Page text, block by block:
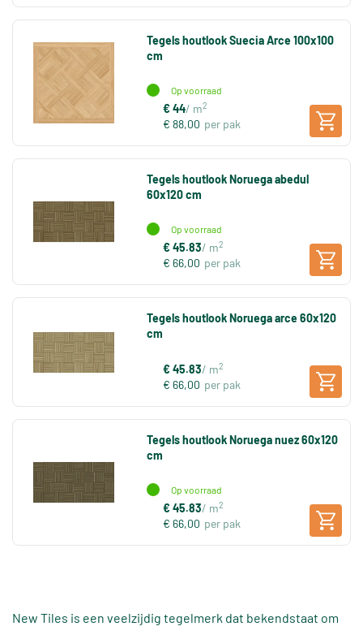
Tegels houtlook Suecia Arce 100x100
cm
Op voorraad
€ 44/ m2
€ 88,00 per pak
Tegels houtlook Noruega abedul
60x120 cm
Op voorraad
€ 45.83/ m2
€ 66,00 per pak
Tegels houtlook Noruega arce 60x120
cm
€ 45.83/ m2
€ 66,00 per pak
Tegels houtlook Noruega nuez 60x120
cm
Op voorraad
€ 45.83/ m2
€ 66,00 per pak
New Tiles is een veelzijdig tegelmerk dat bekendstaat om